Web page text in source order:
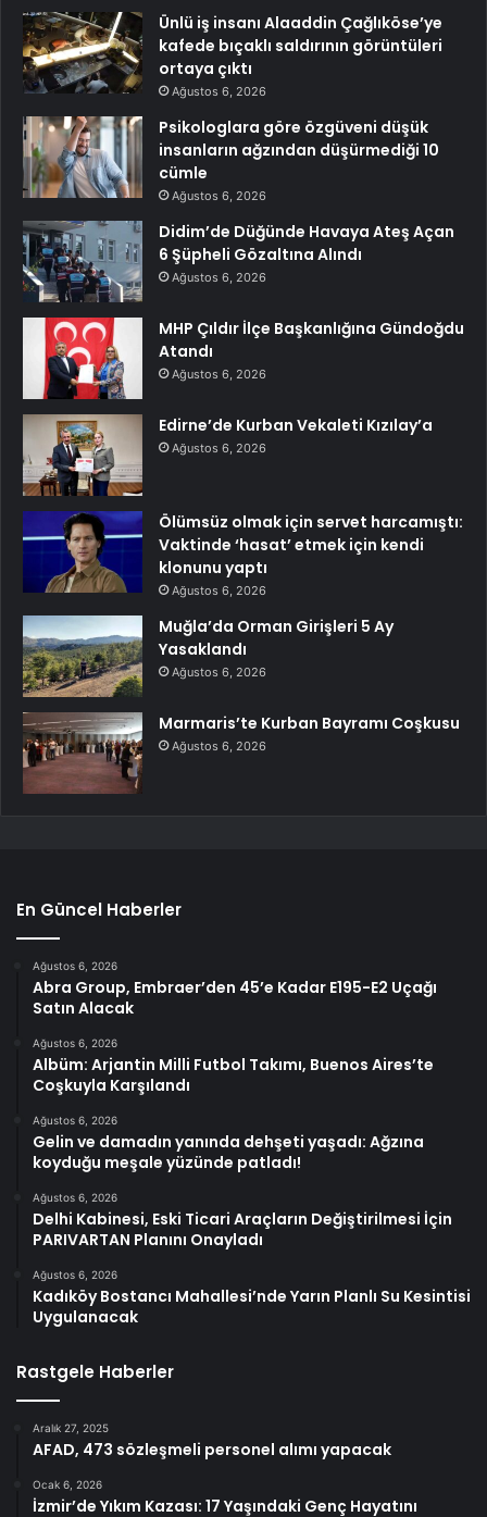
Ünlü iş insanı Alaaddin Çağlıköse’ye
kafede bıçaklı saldırının görüntüleri
ortaya çıktı
Ağustos 6, 2026
Psikologlara göre özgüveni düşük
insanların ağzından düşürmediği 10
cümle
Ağustos 6, 2026
Didim’de Düğünde Havaya Ateş Açan
6 Şüpheli Gözaltına Alındı
Ağustos 6, 2026
MHP Çıldır İlçe Başkanlığına Gündoğdu
Atandı
Ağustos 6, 2026
Edirne’de Kurban Vekaleti Kızılay’a
Ağustos 6, 2026
Ölümsüz olmak için servet harcamıştı:
Vaktinde ‘hasat’ etmek için kendi
klonunu yaptı
Ağustos 6, 2026
Muğla’da Orman Girişleri 5 Ay
Yasaklandı
Ağustos 6, 2026
Marmaris’te Kurban Bayramı Coşkusu
Ağustos 6, 2026
En Güncel Haberler
Ağustos 6, 2026
Abra Group, Embraer’den 45’e Kadar E195-E2 Uçağı
Satın Alacak
Ağustos 6, 2026
Albüm: Arjantin Milli Futbol Takımı, Buenos Aires’te
Coşkuyla Karşılandı
Ağustos 6, 2026
Gelin ve damadın yanında dehşeti yaşadı: Ağzına
koyduğu meşale yüzünde patladı!
Ağustos 6, 2026
Delhi Kabinesi, Eski Ticari Araçların Değiştirilmesi İçin
PARIVARTAN Planını Onayladı
Ağustos 6, 2026
Kadıköy Bostancı Mahallesi’nde Yarın Planlı Su Kesintisi
Uygulanacak
Rastgele Haberler
Aralık 27, 2025
AFAD, 473 sözleşmeli personel alımı yapacak
Ocak 6, 2026
İzmir’de Yıkım Kazası: 17 Yaşındaki Genç Hayatını